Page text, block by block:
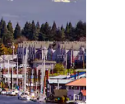
et en faisant glisser.